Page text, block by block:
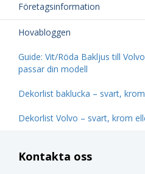
Företagsinformation
Hovabloggen
Guide: Vit/Röda Bakljus till
passar din modell
Dekorlist baklucka – svart,
Dekorlist Volvo – svart, krom
Kontakta oss